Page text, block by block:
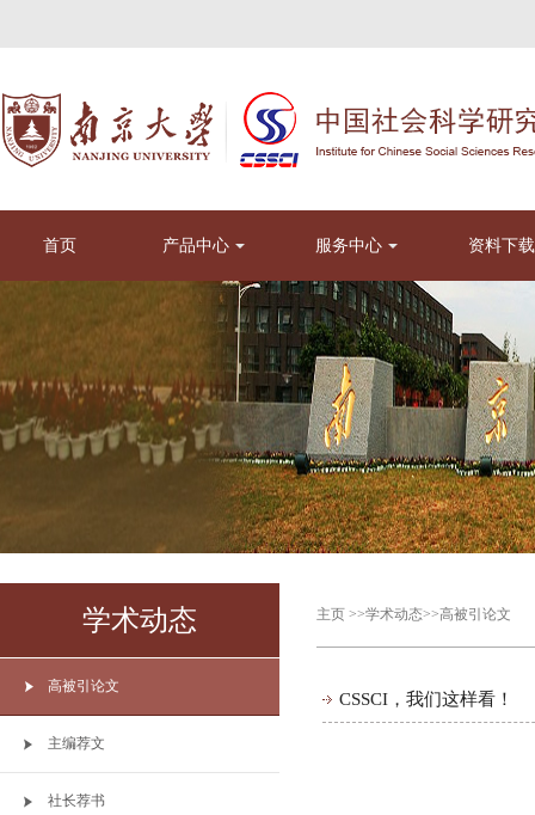
首页 产品中心 服务中心 资料下载
学术动态
高被引论文
主编荐文
社长荐书
主页 >>学术动态>>高被引论文
CSSCI，我们这样看！